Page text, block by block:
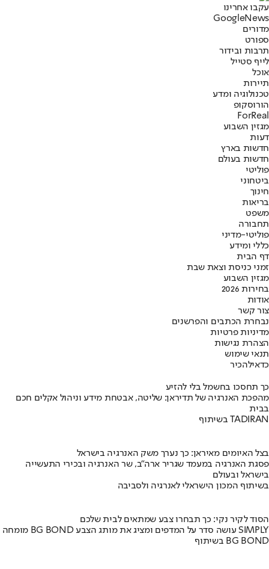
עקבו אחרינו
Googl eNews
מדורים
ספורט
תרבות ובידור
לייף סטייל
אוכל
תיירות
טכנולוגיה ומדע
הורוסקופ
ForReal
מגזין השבוע
דעות
חדשות בארץ
חדשות בעולם
פוליטי
ביטחוני
חינוך
בריאות
משפט
תחבורה
פוליטי-מדיני
כללי ומידע
דף הבית
זמני כניסת וצאת שבת
מגזין השבוע
בחירות 2026
אודות
צור קשר
נבחרת הכתבים והפרשנים
מדיניות פרטיות
הצהרת נגישות
תנאי שימוש
כדאילהכיר
כך תחסכו בחשמל בלי להזיע
מהפכת האנרגיה של תדיראן: שליטה, אבטחת מידע וניהול אקלים חכם
בבית
בשיתוף TADIRAN
בצל האיומים מאיראן: כך נערך משק האנרגיה בישראל
פסגת האנרגיה במעמד שגריר ארה"ב, שר האנרגיה ובכירי התעשייה
בישראל ובעולם
בשיתוף המכון הישראלי לאנרגיה ולסביבה
הסוד לקיר נקי: כך תבחרו צבע שמתאים לבית שלכם
מומחה BG BOND עושה סדר על המדפים ומציג את מותג הצבע SIMPLY
בשיתוף BG BOND